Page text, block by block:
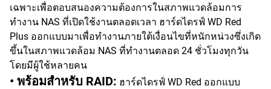
เฉพาะเพื่อตอบสนองความต้องการในสภาพแวดล้อมการ
ทำงาน NAS ที่เปิดใช้งานตลอดเวลา ฮาร์ดไดรฟ์ WD Red
Plus ออกแบบมาเพื่อทำงานภายใต้เงื่อนไขที่หนักหน่วงซึ่งเกิด
ขึ้นในสภาพแวดล้อม NAS ที่ทำงานตลอด 24 ชั่วโมงทุกวัน
โดยมีผู้ใช้หลายคน
• พร้อมสำหรับ RAID: ฮาร์ดไดรฟ์ WD Red ออกแบบ